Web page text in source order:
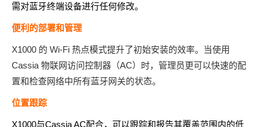
需对蓝牙终端设备进行任何修改。
便利的部署和管理
X1000 的 Wi-Fi 热点模式提升了初始安装的效率。当使用
Cassia 物联网访问控制器（AC）时，管理员更可以快速的配
置和检查网络中所有蓝牙网关的状态。
位置跟踪
X1000与Cassia AC配合，可以跟踪和报告其覆盖范围内的低